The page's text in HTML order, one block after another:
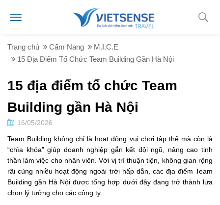
Trang chủ Cẩm Nang
M.I.C.E
15 Địa Điểm Tổ Chức Team Building Gần Hà Nội
15 địa điểm tổ chức Team
Building gần Hà Nội
16/05/2026
Team Building không chỉ là hoạt động vui chơi tập thể mà còn là
“chìa khóa” giúp doanh nghiệp gắn kết đội ngũ, nâng cao tinh
thần làm việc cho nhân viên. Với vị trí thuận tiện, không gian rộng
rãi cùng nhiều hoạt động ngoài trời hấp dẫn, các địa điểm Team
Building gần Hà Nội được tổng hợp dưới đây đang trở thành lựa
chọn lý tưởng cho các công ty.